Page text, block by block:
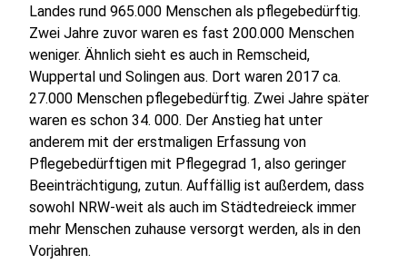
Landes rund 965.000 Menschen als pflegebedürftig.
Zwei Jahre zuvor waren es fast 200.000 Menschen
weniger. Ähnlich sieht es auch in Remscheid,
Wuppertal und Solingen aus. Dort waren 2017 ca.
27.000 Menschen pflegebedürftig. Zwei Jahre später
waren es schon 34. 000. Der Anstieg hat unter
anderem mit der erstmaligen Erfassung von
Pflegebedürftigen mit Pflegegrad 1, also geringer
Beeinträchtigung, zutun. Auffällig ist außerdem, dass
sowohl NRW-weit als auch im Städtedreieck immer
mehr Menschen zuhause versorgt werden, als in den
Vorjahren.